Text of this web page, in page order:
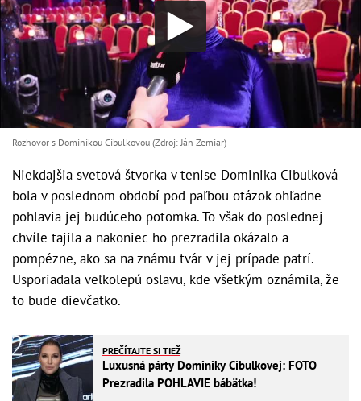
Rozhovor s Dominikou Cibulkovou (Zdroj: Ján Zemiar)
Niekdajšia svetová štvorka v tenise Dominika Cibulková
bola v poslednom období pod paľbou otázok ohľadne
pohlavia jej budúceho potomka. To však do poslednej
chvíle tajila a nakoniec ho prezradila okázalo a
pompézne, ako sa na známu tvár v jej prípade patrí.
Usporiadala veľkolepú oslavu, kde všetkým oznámila, že
to bude dievčatko.
PREČÍTAJTE SI TIEŽ
Luxusná párty Dominiky Cibulkovej: FOTO
Prezradila POHLAVIE bábätka!